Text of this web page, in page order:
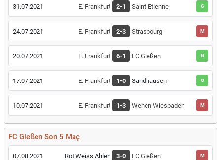
31.07.2021 E. Frankfurt 2-1 Saint-Etienne G
24.07.2021 E. Frankfurt 2-3 Strasbourg M
20.07.2021 E. Frankfurt 6-1 FC Gießen G
17.07.2021 E. Frankfurt 1-0 Sandhausen G
10.07.2021 E. Frankfurt 1-3 Wehen Wiesbaden M
FC Gießen Son 5 Maç
07.08.2021 Rot Weiss Ahlen 3-0 FC Gießen M